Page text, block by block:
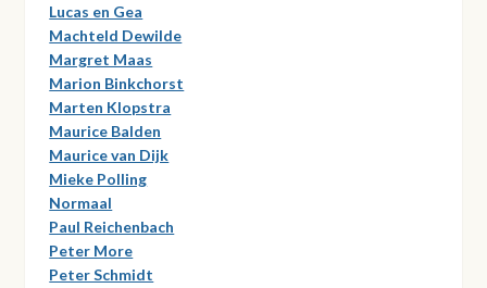
Lucas en Gea
Machteld Dewilde
Margret Maas
Marion Binkchorst
Marten Klopstra
Maurice Balden
Maurice van Dijk
Mieke Polling
Normaal
Paul Reichenbach
Peter More
Peter Schmidt